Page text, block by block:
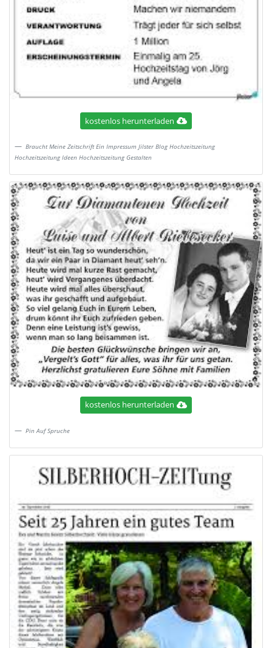
kostenlos herunterladen
Braucht Meine Zeitschrift Ein Impressum Jilster Blog Hochzeitszeitung
Hochzeitszeitung Ideen Hochzeitszeitung Gestalten
kostenlos herunterladen
Pin Auf Spruche